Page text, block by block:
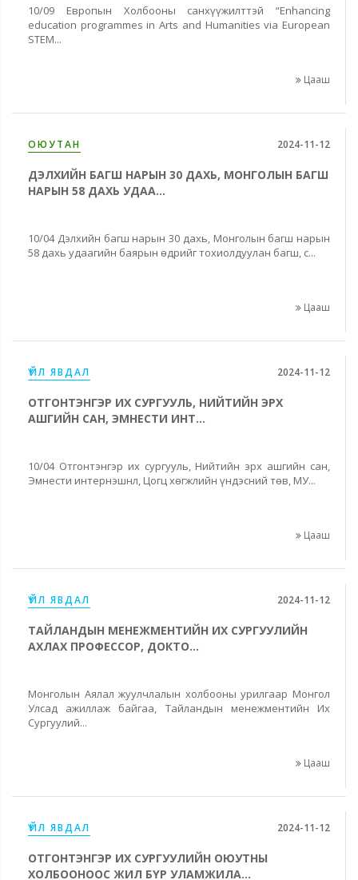
10/09 Европын Холбооны санхүүжилттэй “Enhancing
education programmes in Arts and Humanities via European
STEM...
Цааш
ОЮУТАН 2024-11-12
ДЭЛХИЙН БАГШ НАРЫН 30 ДАХЬ, МОНГОЛЫН БАГШ
НАРЫН 58 ДАХЬ УДАА...
10/04 Дэлхийн багш нарын 30 дахь, Монголын багш нарын
58 дахь удаагийн баярын өдрийг тохиолдуулан багш, с...
Цааш
ҮЙЛ ЯВДАЛ 2024-11-12
ОТГОНТЭНГЭР ИХ СУРГУУЛЬ, НИЙТИЙН ЭРХ
АШГИЙН САН, ЭМНЕСТИ ИНТ...
10/04 Отгонтэнгэр их сургууль, Нийтийн эрх ашгийн сан,
Эмнести интернэшнл, Цогц хөгжлийн үндэсний төв, МУ...
Цааш
ҮЙЛ ЯВДАЛ 2024-11-12
ТАЙЛАНДЫН МЕНЕЖМЕНТИЙН ИХ СУРГУУЛИЙН
АХЛАХ ПРОФЕССОР, ДОКТО...
Монголын Аялал жуулчлалын холбооны урилгаар Монгол
Улсад ажиллаж байгаа, Тайландын менежментийн Их
Сургуулий...
Цааш
ҮЙЛ ЯВДАЛ 2024-11-12
ОТГОНТЭНГЭР ИХ СУРГУУЛИЙН ОЮУТНЫ
ХОЛБООНООС ЖИЛ БҮР УЛАМЖИЛА...